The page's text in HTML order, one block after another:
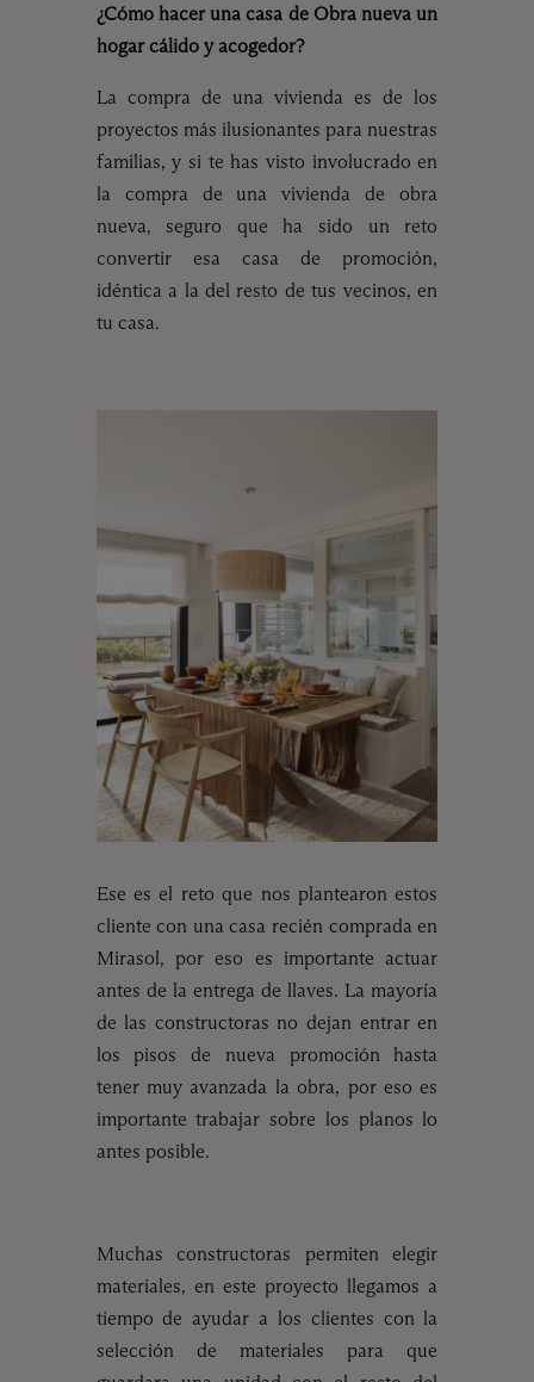
¿Cómo hacer una casa de Obra nueva un
hogar cálido y acogedor?
La compra de una vivienda es de los
proyectos más ilusionantes para nuestras
familias, y si te has visto involucrado en
la compra de una vivienda de obra
nueva, seguro que ha sido un reto
convertir esa casa de promoción,
idéntica a la del resto de tus vecinos, en
tu casa.
Ese es el reto que nos plantearon estos
cliente con una casa recién comprada en
Mirasol, por eso es importante actuar
antes de la entrega de llaves. La mayoría
de las constructoras no dejan entrar en
los pisos de nueva promoción hasta
tener muy avanzada la obra, por eso es
importante trabajar sobre los planos lo
antes posible.
Muchas constructoras permiten elegir
materiales, en este proyecto llegamos a
tiempo de ayudar a los clientes con la
selección de materiales para que